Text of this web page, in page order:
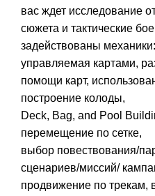
из
4
частей
вас ждет исследование
сюжета и тактические
задействованы
управляемая картами,
помощи карт,
построение колоды,
Deck, Bag, and Pool
перемещение по сетке,
выбор повествования/
сценариев/миссий/
продвижение по трекам,